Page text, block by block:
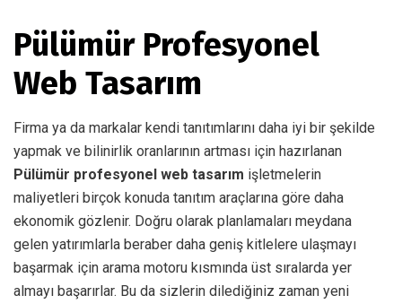
Pülümür Profesyonel
Web Tasarım
Firma ya da markalar kendi tanıtımlarını daha iyi bir şekilde
yapmak ve bilinirlik oranlarının artması için hazırlanan
Pülümür profesyonel web tasarım işletmelerin
maliyetleri birçok konuda tanıtım araçlarına göre daha
ekonomik gözlenir. Doğru olarak planlamaları meydana
gelen yatırımlarla beraber daha geniş kitlelere ulaşmayı
başarmak için arama motoru kısmında üst sıralarda yer
almayı başarırlar. Bu da sizlerin dilediğiniz zaman yeni